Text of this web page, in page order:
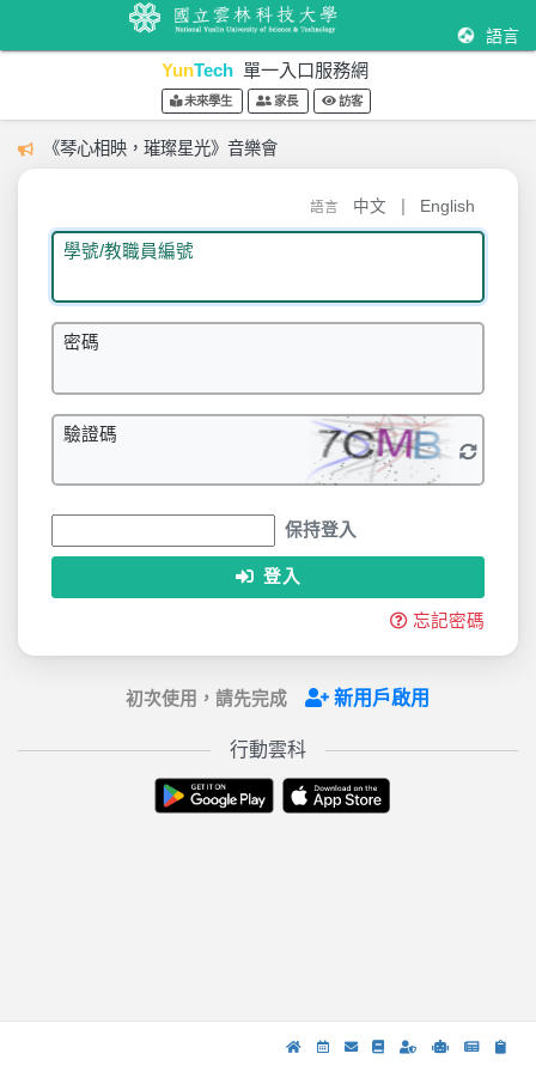
語言
YunTech 單一入口服務網
未來學生 家長 訪客
《琴心相映，璀璨星光》音樂會
語言 中文 English
學號/教職員編號
密碼
驗證碼
保持登入
登入
忘記密碼
初次使用，請先完成 新用戶啟用
行動雲科